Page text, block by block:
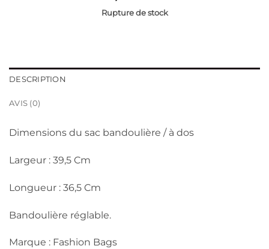
Rupture de stock
DESCRIPTION
AVIS (0)
Dimensions du sac bandoulière / à dos
Largeur : 39,5 Cm
Longueur : 36,5 Cm
Bandoulière réglable.
Marque : Fashion Bags